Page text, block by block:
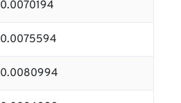
0.0070194
0.0075594
0.0080994